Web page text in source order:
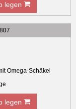
legen
Omega-Schäkel
legen